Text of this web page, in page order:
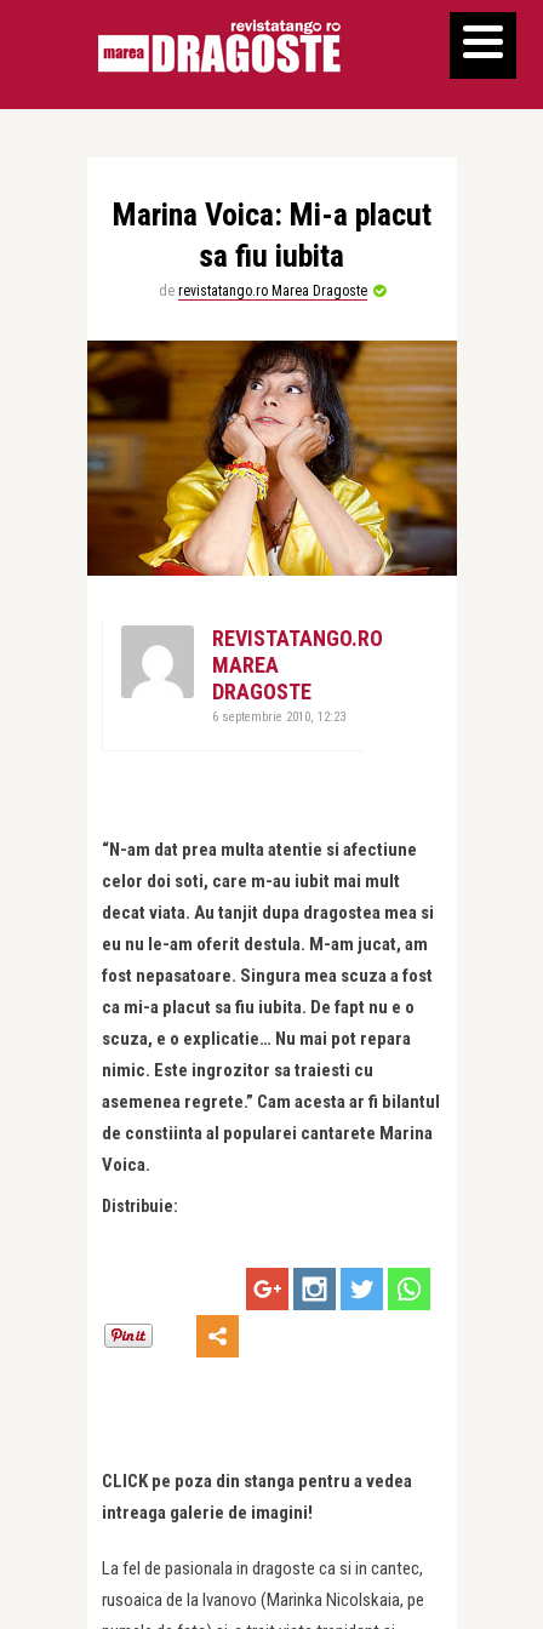
Marina Voica: Mi-a placut
sa fiu iubita
de revistatango.ro Marea Dragoste
REVISTATANGO.RO
MAREA
DRAGOSTE
6 septembrie 2010, 12:23
“N-am dat prea multa atentie si afectiune
celor doi soti, care m-au iubit mai mult
decat viata. Au tanjit dupa dragostea mea si
eu nu le-am oferit destula. M-am jucat, am
fost nepasatoare. Singura mea scuza a fost
ca mi-a placut sa fiu iubita. De fapt nu e o
scuza, e o explicatie… Nu mai pot repara
nimic. Este ingrozitor sa traiesti cu
asemenea regrete.” Cam acesta ar fi bilantul
de constiinta al popularei cantarete Marina
Voica.
Distribuie:
CLICK pe poza din stanga pentru a vedea
intreaga galerie de imagini!
La fel de pasionala in dragoste ca si in cantec,
rusoaica de la Ivanovo (Marinka Nicolskaia, pe